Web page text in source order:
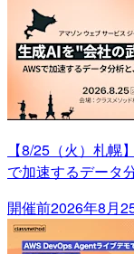
【8/25（火）札幌
で加速するデータ
開催前2026年8月